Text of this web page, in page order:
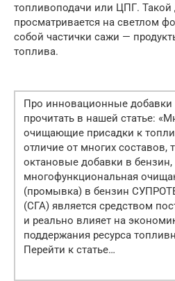
топливоподачи или ЦПГ.
просматривается на светлом
собой частички сажи —
топлива.
Про инновационные
прочитать в нашей статье:
очищающие присадки к
отличие от многих составов,
октановые добавки в бензин,
многофункциональная
(промывка) в бензин
(СГА) является средством
и реально влияет на
поддержания ресурса
Перейти к статье…